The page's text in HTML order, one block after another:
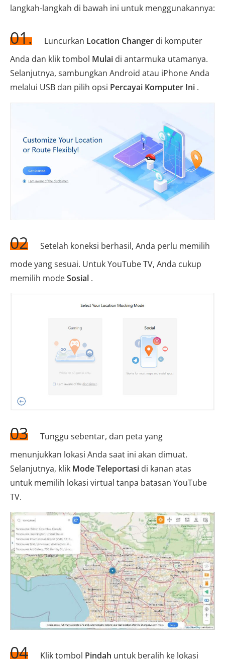
langkah-langkah di bawah ini untuk menggunakannya:
01. Luncurkan Location Changer di komputer
Anda dan klik tombol Mulai di antarmuka utamanya.
Selanjutnya, sambungkan Android atau iPhone Anda
melalui USB dan pilih opsi Percayai Komputer Ini .
02
Setelah koneksi berhasil, Anda perlu memilih
mode yang sesuai. Untuk YouTube TV, Anda cukup
memilih modeSosial .
03
Tunggu sebentar, dan peta yang
menunjukkan lokasi Anda saat ini akan dimuat.
Selanjutnya, klik Mode Teleportasi di kanan atas
untuk memilih lokasi virtual tanpa batasan YouTube
TV.
04 Klik tombol Pindah untuk beralih ke lokasi